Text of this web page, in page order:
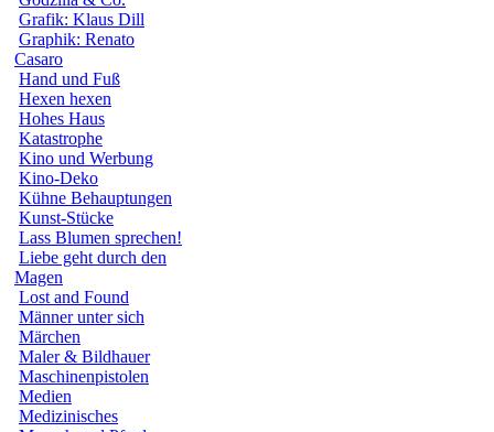
Grafik: Klaus Dill
Graphik: Renato
Casaro
Hand und Fuß
Hexen hexen
Hohes Haus
Katastrophe
Kino und Werbung
Kino-Deko
Kühne Behauptungen
Kunst-Stücke
Lass Blumen sprechen!
Liebe geht durch den
Magen
Lost and Found
Männer unter sich
Märchen
Maler & Bildhauer
Maschinenpistolen
Medien
Medizinisches